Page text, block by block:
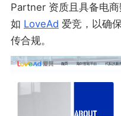
Partner 资质且具备电商
如 LoveAd 爱竞，以确
传合规。